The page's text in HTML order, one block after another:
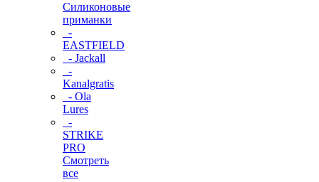
Силиконовые
приманки
-
EASTFIELD
- Jackall
-
Kanalgratis
- Ola
Lures
-
STRIKE
PRO
Смотреть
все